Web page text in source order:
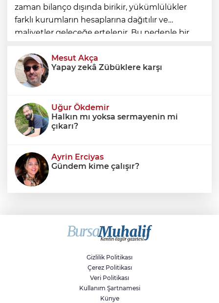
zaman bilanço dışında birikir, yükümlülükler
farklı kurumların hesaplarına dağıtılır ve
maliyetler geleceğe ertelenir. Bu nedenle bir
yalnızca bütçe açığına veya resmi borç stok
Mesut Akça
Yapay zekâ Zübüklere karşı
Uğur Ökdemir
Halkın mı yoksa sermayenin mi
çıkarı?
Ayrin Erciyas
Gündem kime çalışır?
Savaşların gölgesinde engellilik,
doğa ve kaybedilen gelecek
Gizlilik Politikası
Çerez Politikası
Veri Politikası
Kullanım Şartnamesi
Künye